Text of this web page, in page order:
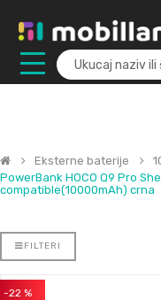
Eksterne baterije
PowerBank HOCO Q9 Pro
compatible(10000mAh) crna
FILTERI
-22 %